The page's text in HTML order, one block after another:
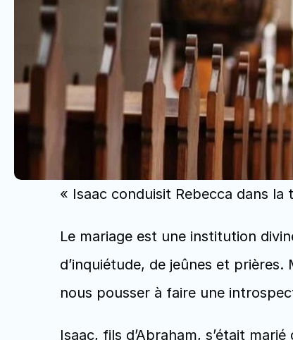
« Isaac conduisit Rebecca dans la
Le mariage est une institution
d’inquiétude, de jeûnes et
nous pousser à faire une
Isaac, fils d’Abraham, s’était